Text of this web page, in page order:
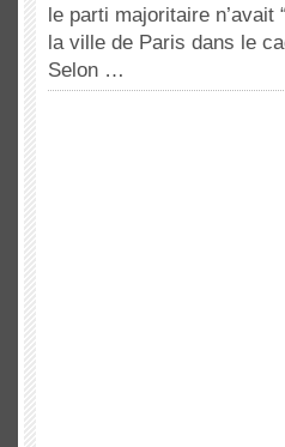
le parti majoritaire n’avait
la ville de Paris dans le
Selon …